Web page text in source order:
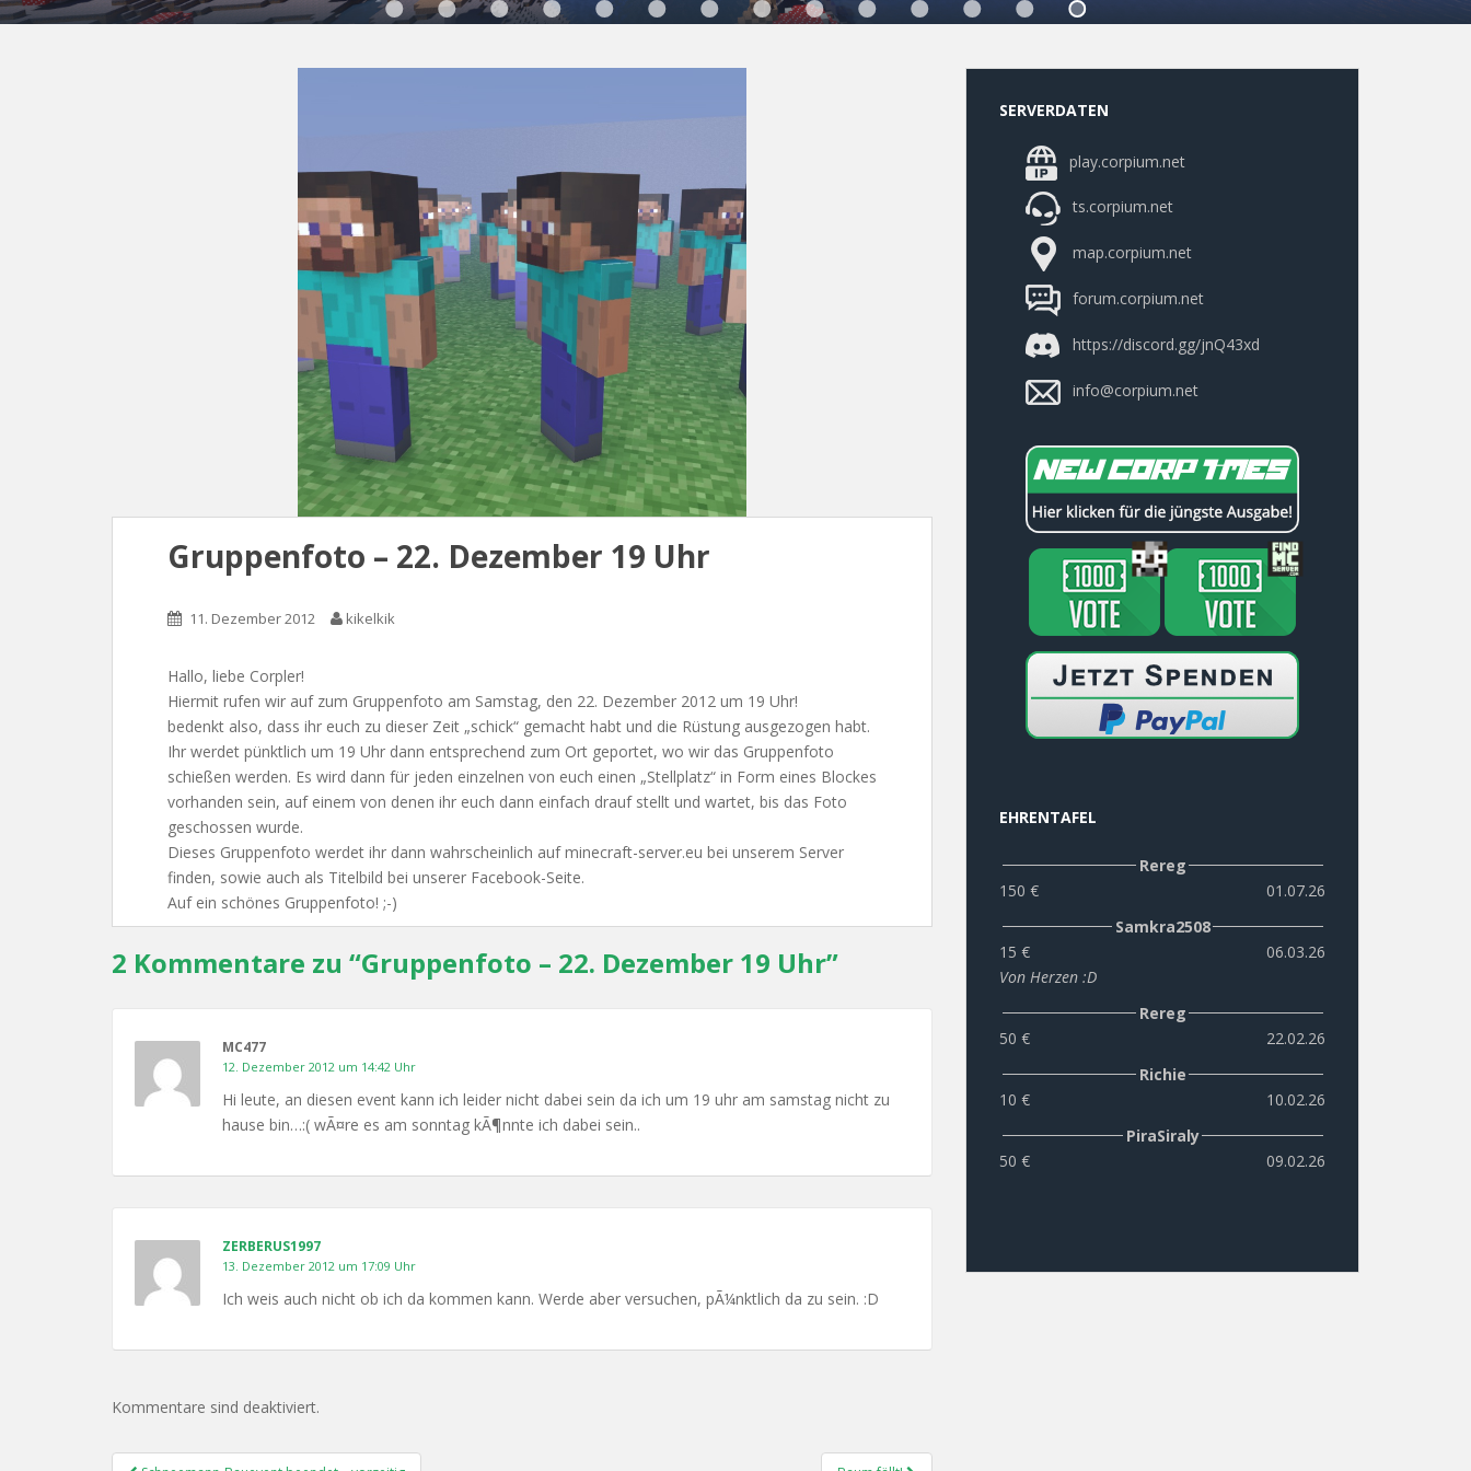
Gruppenfoto – 22. Dezember 19 Uhr
11. Dezember 2012 kikelkik
Hallo, liebe Corpler!
Hiermit rufen wir auf zum Gruppenfoto am Samstag, den 22. Dezember 2012 um 19 Uhr!
bedenkt also, dass ihr euch zu dieser Zeit „schick“ gemacht habt und die Rüstung ausgezogen habt.
Ihr werdet pünktlich um 19 Uhr dann entsprechend zum Ort geportet, wo wir das Gruppenfoto
schießen werden. Es wird dann für jeden einzelnen von euch einen „Stellplatz“ in Form eines Blockes
vorhanden sein, auf einem von denen ihr euch dann einfach drauf stellt und wartet, bis das Foto
geschossen wurde.
Dieses Gruppenfoto werdet ihr dann wahrscheinlich auf minecraft-server.eu bei unserem Server
finden, sowie auch als Titelbild bei unserer Facebook-Seite.
Auf ein schönes Gruppenfoto! ;-)
2 Kommentare zu “Gruppenfoto – 22. Dezember 19 Uhr”
MC477
12. Dezember 2012 um 14:42 Uhr
Hi leute, an diesen event kann ich leider nicht dabei sein da ich um 19 uhr am samstag nicht zu
hause bin…:( wÃ¤re es am sonntag kÃ¶nnte ich dabei sein..
ZERBERUS1997
13. Dezember 2012 um 17:09 Uhr
Ich weis auch nicht ob ich da kommen kann. Werde aber versuchen, pÃ¼nktlich da zu sein. :D
Kommentare sind deaktiviert.
SERVERDATEN
play.corpium.net
ts.corpium.net
map.corpium.net
forum.corpium.net
https://discord.gg/jnQ43xd
info@corpium.net
EHRENTAFEL
Rereg
150 €
01.07.26
Samkra2508
15 €
06.03.26
Von Herzen :D
Rereg
50 €
22.02.26
Richie
10 €
10.02.26
PiraSiraly
50 €
09.02.26